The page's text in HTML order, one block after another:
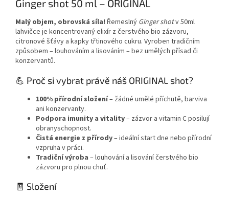
Ginger shot 50 ml – ORIGINAL
Malý objem, obrovská síla! Řemeslný Ginger shotv 50ml
lahvičce je koncentrovaný elixír z čerstvého bio zázvoru,
citronové šťávy a kapky třtinového cukru. Vyroben tradičním
způsobem – louhováním a lisováním – bez umělých přísad či
konzervantů.
💪 Proč si vybrat právě náš ORIGINAL shot?
100% přírodní složení– žádné umělé příchutě, barviva
ani konzervanty.
Podpora imunity a vitality– zázvor a vitamin C posilují
obranyschopnost.
Čistá energie z přírody– ideální start dne nebo přírodní
vzpruha v práci.
Tradiční výroba – louhování a lisování čerstvého bio
zázvoru pro plnou chuť.
🧾 Složení